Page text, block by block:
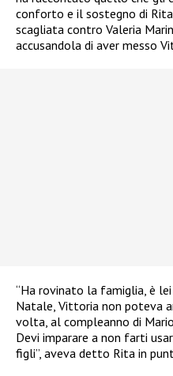
conforto e il sostegno di
scagliata contro Valeria
accusandola di aver messo
“Ha rovinato la famiglia, è
Natale, Vittoria non poteva
volta, al compleanno di
Devi imparare a non farti
figli”, aveva detto Rita in